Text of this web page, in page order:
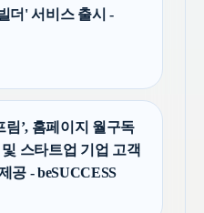
더' 서비스 출시 -
림’, 홈페이지 월구독
스타트업 기업 고객
공 - beSUCCESS